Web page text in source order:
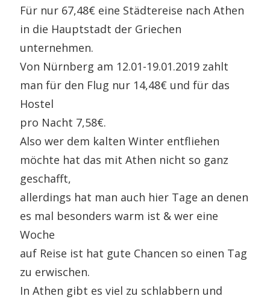
Für nur 67,48€ eine Städtereise nach Athen
in die Hauptstadt der Griechen
unternehmen.
Von Nürnberg am 12.01-19.01.2019 zahlt
man für den Flug nur 14,48€ und für das
Hostel
pro Nacht 7,58€.
Also wer dem kalten Winter entfliehen
möchte hat das mit Athen nicht so ganz
geschafft,
allerdings hat man auch hier Tage an denen
es mal besonders warm ist & wer eine
Woche
auf Reise ist hat gute Chancen so einen Tag
zu erwischen.
In Athen gibt es viel zu schlabbern und